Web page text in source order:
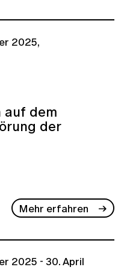
2025,
auf dem
der
Mehr erfahren
2025 - 30. April